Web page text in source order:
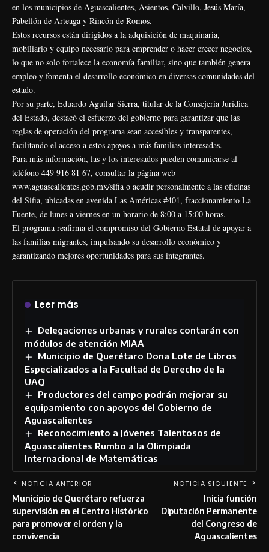
en los municipios de Aguascalientes, Asientos, Calvillo, Jesús María,
Pabellón de Arteaga y Rincón de Romos.
Estos recursos están dirigidos a la adquisición de maquinaria,
mobiliario y equipo necesario para emprender o hacer crecer negocios,
lo que no solo fortalece la economía familiar, sino que también genera
empleo y fomenta el desarrollo económico en diversas comunidades del
estado.
Por su parte, Eduardo Aguilar Sierra, titular de la Consejería Jurídica
del Estado, destacó el esfuerzo del gobierno para garantizar que las
reglas de operación del programa sean accesibles y transparentes,
facilitando el acceso a estos apoyos a más familias interesadas.
Para más información, las y los interesados pueden comunicarse al
teléfono 449 916 81 67, consultar la página web
www.aguascalientes.gob.mx/sifia o acudir personalmente a las oficinas
del Sifia, ubicadas en avenida Las Américas #401, fraccionamiento La
Fuente, de lunes a viernes en un horario de 8:00 a 15:00 horas.
El programa reafirma el compromiso del Gobierno Estatal de apoyar a
las familias migrantes, impulsando su desarrollo económico y
garantizando mejores oportunidades para sus integrantes.
Leer más
Delegaciones urbanas y rurales contarán con
módulos de atención MIAA
Municipio de Querétaro Dona Lote de Libros
Especializados a la Facultad de Derecho de la
UAQ
Productores del campo podrán mejorar su
equipamiento con apoyos del Gobierno de
Aguascalientes
Reconocimiento a Jóvenes Talentosos de
Aguascalientes Rumbo a la Olimpiada
Internacional de Matemáticas
NOTICIA ANTERIOR
Municipio de Querétaro refuerza
supervisión en el Centro Histórico
para promover el orden y la
convivencia
NOTICIA SIGUIENTE
Inicia función
Diputación Permanente
del Congreso de
Aguascalientes